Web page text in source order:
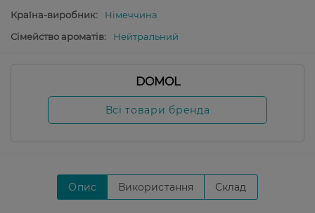
Країна-виробник:
Німеччина
Сімейство ароматів:
Нейтральний
DOMOL
Всі товари бренда
Опис Використання Склад